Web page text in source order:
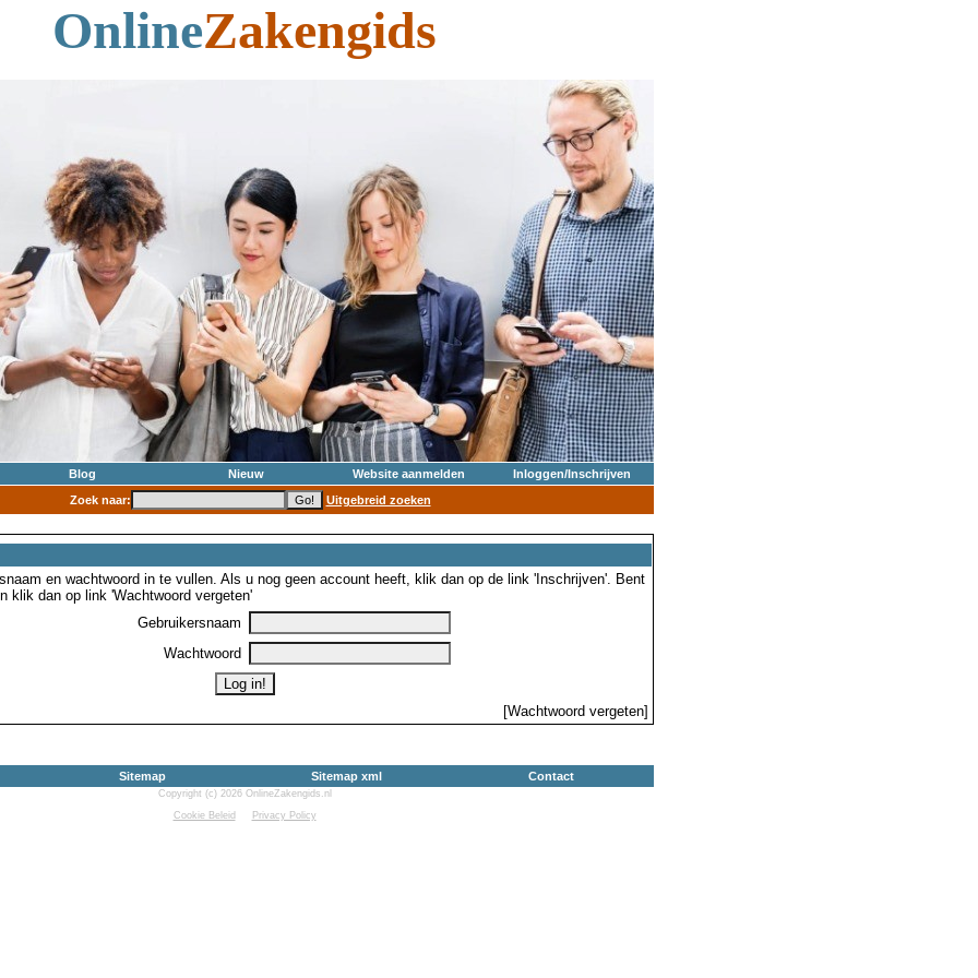
OnlineZakengids
Blog Nieuw Website aanmelden
Inloggen/Inschrijven
Zoek naar:
Uitgebreid zoeken
en wachtwoord in te vullen. Als u nog geen account heeft, klik dan op de link 'Inschrijven'. Bent
klik dan op link 'Wachtwoord vergeten'
Gebruikersnaam
Wachtwoord
[Wachtwoord vergeten]
Sitemap Sitemap xml Contact
Copyright (c) 2026 OnlineZakengids.nl
Cookie Beleid
Privacy Policy